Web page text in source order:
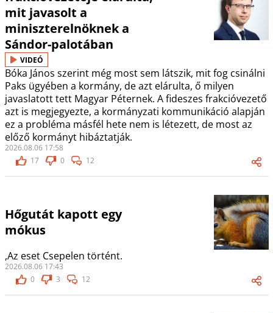
mit javasolt a
miniszterelnöknek a
Sándor-palotában
VIDEÓ
Bóka János szerint még most sem látszik, mit fog csinálni
Paks ügyében a kormány, de azt elárulta, ő milyen
javaslatott tett Magyar Péternek. A fideszes frakcióvezető
azt is megjegyezte, a kormányzati kommunikáció alapján
ez a probléma másfél hete nem is létezett, de most az
előző kormányt hibáztatják.
2026.08.06 17:58
17
0 12
Hőgutát kapott egy
mókus
,Az eset Csepelen történt.
2026.08.06 17:43
0
3 12